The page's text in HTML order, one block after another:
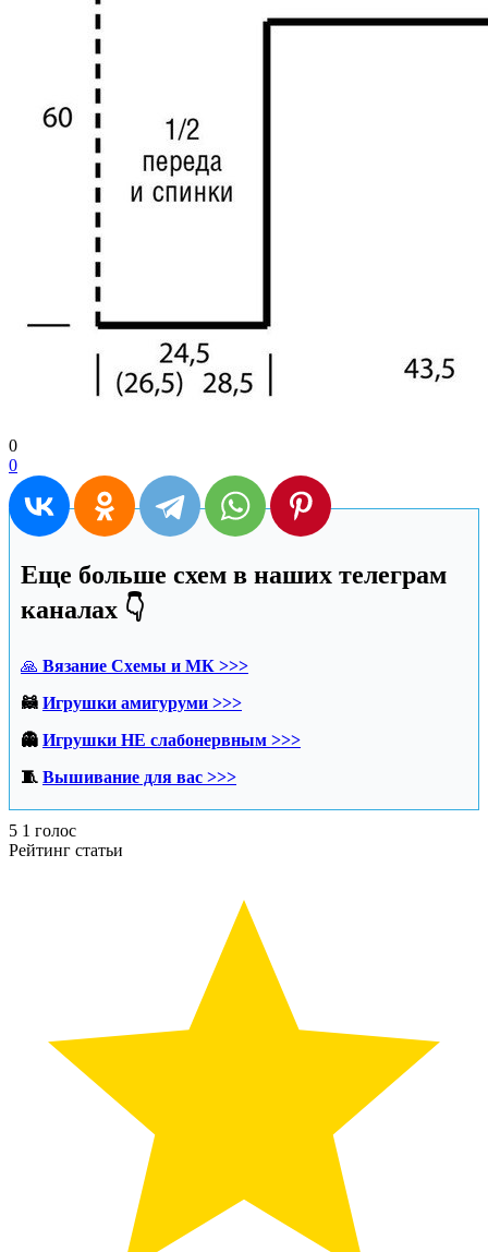
0
0
Еще больше схем в наших телеграм
каналах 👇
🙏 Вязание Схемы и МК >>>
🦝 Игрушки амигуруми >>>
👻 Игрушки НЕ слабонервным >>>
🧵 Вышивание для вас >>>
5 1 голос
Рейтинг статьи